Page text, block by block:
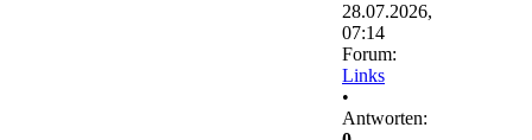
28.07.2026,
07:14
Forum:
Links
•
Antworten: